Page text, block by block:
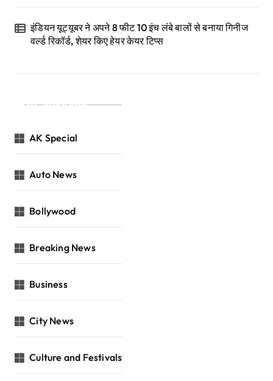
इंडियन यूट्यूबर ने अपने 8 फीट 10 इंच लंबे बालों से बनाया गिनीज
वर्ल्ड रिकॉर्ड, शेयर किए हेयर केयर टिप्स
Categories
AK Special
Auto News
Bollywood
Breaking News
Business
City News
Culture and Festivals